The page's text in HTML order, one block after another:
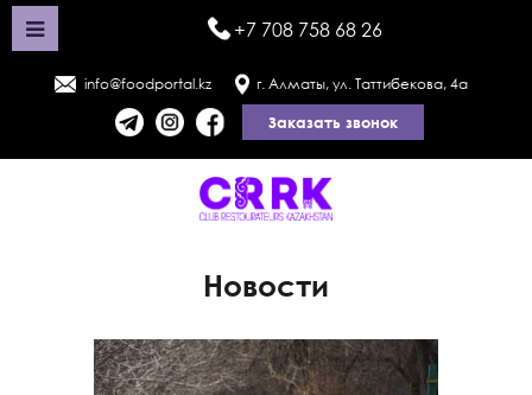
+7 708 758 68 26
info@foodportal.kz г. Алматы, ул. Таттибекова, 4а
Заказать звонок
Новости